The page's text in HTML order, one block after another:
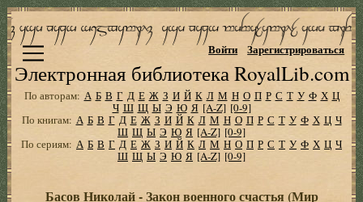
Электронная библиотека RoyalLib.com
Войти Зарегистрироваться
По авторам: А Б В Г Д Е Ж З И Й К Л М Н О П Р С Т У Ф Х Ц
Ч Ш Щ Ы Э Ю Я [A-Z] [0-9]
По книгам: А Б В Г Д Е Ж З И Й К Л М Н О П Р С Т У Ф Х Ц Ч
Ш Щ Ы Э Ю Я [A-Z] [0-9]
По сериям: А Б В Г Д Е Ж З И Й К Л М Н О П Р С Т У Ф Х Ц Ч
Ш Щ Ы Э Ю Я [A-Z] [0-9]
Басов Николай - Закон военного счастья (Мир